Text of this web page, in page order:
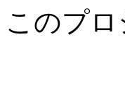
このプ